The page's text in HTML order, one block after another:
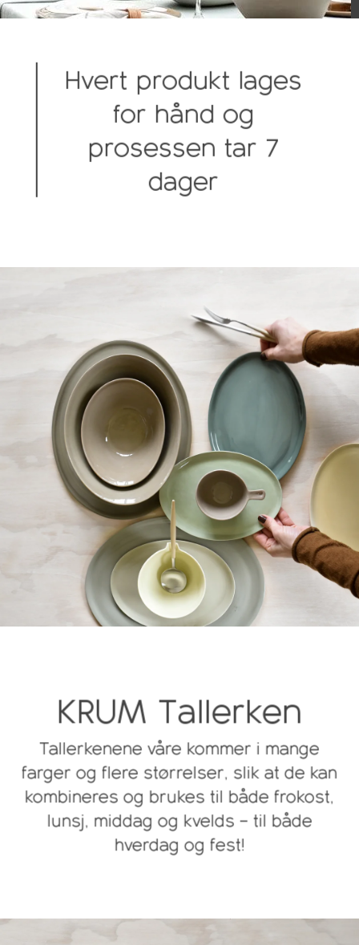
Hvert produkt lages
for hånd og
prosessen tar 7
dager
KRUM Tallerken
Tallerkenene våre kommer i mange
farger og flere størrelser, slik at de kan
kombineres og brukes til både frokost,
lunsj, middag og kvelds – til både
hverdag og fest!